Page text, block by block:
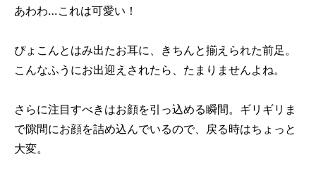
あわわ…これは可愛い！
ぴょこんとはみ出たお耳に、きちんと揃えられた前足。
こんなふうにお出迎えされたら、たまりませんよね。
さらに注目すべきはお顔を引っ込める瞬間。ギリギリま
で隙間にお顔を詰め込んでいるので、戻る時はちょっと
大変。